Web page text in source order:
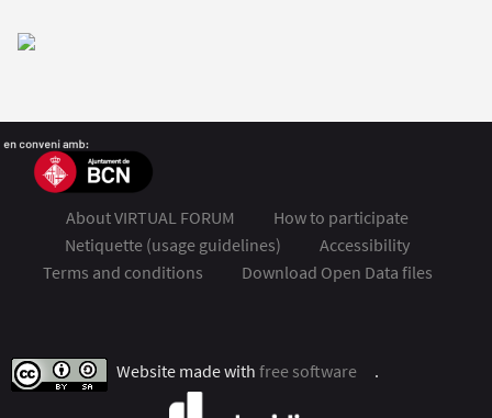
About VIRTUAL FORUM
How to participate
Netiquette (usage guidelines)
Accessibility
Terms and conditions
Download Open Data files
Website made with free software
.